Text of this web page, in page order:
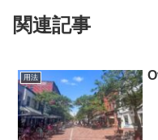
関連記事
用法